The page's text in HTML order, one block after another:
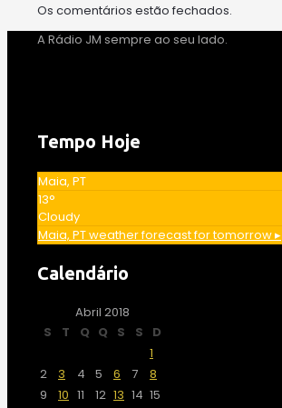
Os comentários estão fechados.
A Rádio JM sempre ao seu lado.
Tempo Hoje
Maia, PT
13°
Cloudy
Maia, PTweather forecast for tomorrow ▸
Calendário
Abril 2018
S
T Q Q S S
D
1
2
3 4 5 6 7
8
9
10 11 12 13 14 15